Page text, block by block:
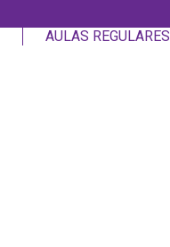
AULAS REGULARES